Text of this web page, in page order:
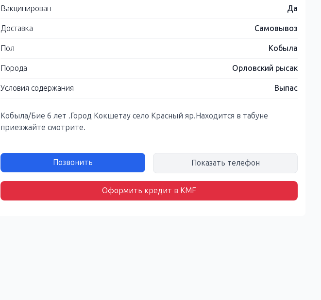
Вакцинирован Да
Доставка Самовывоз
Пол Кобыла
Порода Орловский рысак
Условия содержания Выпас
Кобыла/Бие 6 лет .Город Кокшетау село Красный яр.Находится в табуне
приезжайте смотрите.
Позвонить Показать телефон
Оформить кредит в KMF